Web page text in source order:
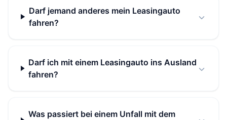
Darf jemand anderes mein Leasingauto
fahren?
Darf ich mit einem Leasingauto ins Ausland
fahren?
Was passiert bei einem Unfall mit dem